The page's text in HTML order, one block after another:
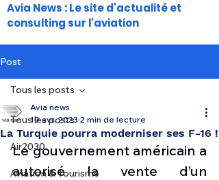
Avia News : Le site d'actualité et
consulting sur l'aviation
Post
Tous les posts
Air2030
Aviation & Tourisme
Tous les posts
La Turquie pourra moderniser ses F-16 !
Avia news
19 avr. 2023 2 min de lecture
Le gouvernement américain a
autorisé la vente d’un